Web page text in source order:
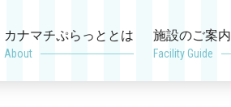
カナマチぷらっととは
About
施設のご案内
Facility Guide